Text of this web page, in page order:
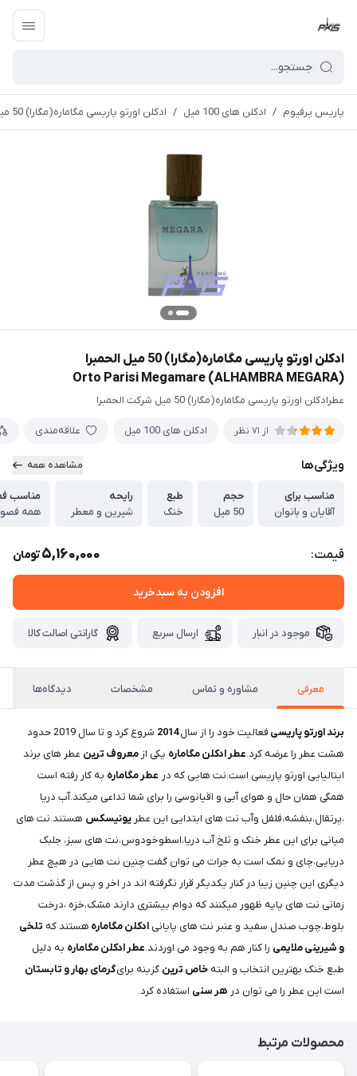
پاریس پرفیوم / ادکلن های 100 میل / ادکلن اورتو پاریسی مگاماره(مگارا) 50 میل الحمبرا (ALHAMBRA MEGARA) Orto Parisi Megamare
ادکلن اورتو پاریسی مگاماره(مگارا) 50 میل الحمبرا
(ALHAMBRA MEGARA) Orto Parisi Megamare
عطرادکلن اورتو پاریسی مگاماره(مگارا) 50 میل شرکت الحمبرا
از 71 نظر ادکلن های 100 میل علاقه‌مندی
ویژگی‌ها مشاهده همه
مناسب برای
آقایان و بانوان
حجم
50 میل
طبع
خنک
رایحه
شیرین و معطر
مناسب
همه
قیمت: 5,160,000تومان
افزودن به سبدخرید
موجود در انبار ارسال سریع گارانتی اصالت کالا
معرفی مشاوره و تماس مشخصات دیدگاه‌ها
برند اورتو پاریسی فعالیت خود را از سال
شروع کرد و تا سال 2019 حدود
هشت عطر را عرضه کرد.عطر ادکلن مگاماره یکی از معروف ترین عطر های برند
ایتالیایی اورتو پاریسی است.نت هایی که در عطر مگاماره به کار رفته است
همگی همان حال و هوای آبی و اقیانوسی را برای شما تداعی میکند.آب دریا
،پرتقال،بنفشه،فلفل وآب نت های ابتدایی این عطر یونیسکس هستند.نت های
میانی برای این عطر خنک و تلخ آب دریا،اسطوخودوس،نت های سبز، جلبک
دریایی،چای و نمک است به جرات می توان گفت چنین نت هایی در هیچ عطر
دیگری این چنین زیبا در کنار یکدیگر قرار نگرفته اند در اخر و پس از گذشت مدت
زمانی نت های پایه ظهور میکنند که دوام بیشتری دارند مشک،خزه ،درخت
بلوط،چوب صندل سفید و عنبر نت های پایانی ادکلن مگاماره هستند که تلخی
و شیرینی ملایمی را کنار هم به وجود می اوردند.عطر ادکلن مگاماره به دلیل
طبع خنک بهترین انتخاب و البته خاص ترین گزینه برایگرمای بهار و تابستان
است این عطر را می توان در هر سنی استفاده کرد.
محصولات مرتبط